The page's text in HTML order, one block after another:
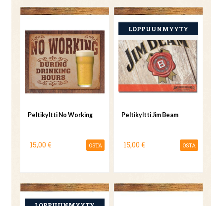
Peltikyltti No Working
15,00 € OSTA
Peltikyltti Jim Beam
15,00 € OSTA